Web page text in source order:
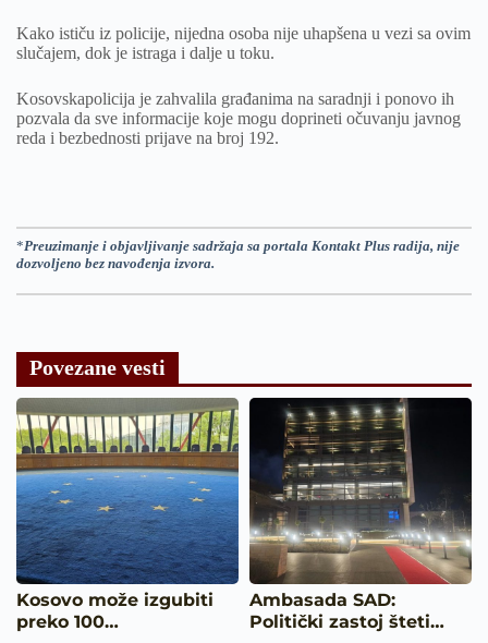
Kako ističu iz policije, nijedna osoba nije uhapšena u vezi sa ovim
slučajem, dok je istraga i dalje u toku.
Kosovskapolicija je zahvalila građanima na saradnji i ponovo ih
pozvala da sve informacije koje mogu doprineti očuvanju javnog
reda i bezbednosti prijave na broj 192.
*Preuzimanje i objavljivanje sadržaja sa portala Kontakt Plus radija, nije
dozvoljeno bez navođenja izvora.
Povezane vesti
Kosovo može izgubiti
preko 100…
Ambasada SAD:
Politički zastoj šteti…